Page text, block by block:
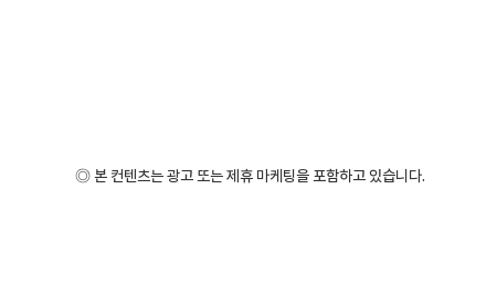
◎ 본 컨텐츠는 광고 또는 제휴 마케팅을 포함하고 있습니다.